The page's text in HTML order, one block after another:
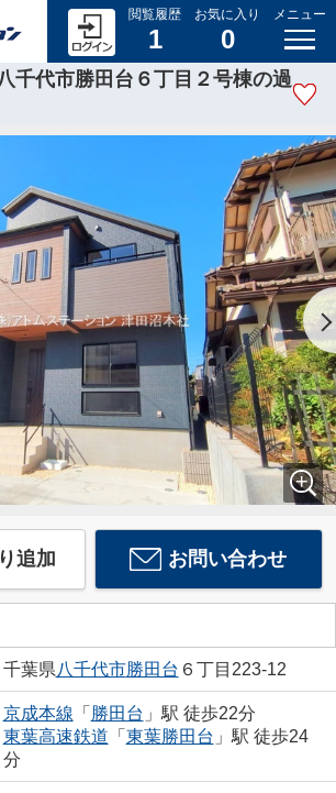
閲覧履歴
1
お気に入り
0
メニュー
千代市勝田台６丁目２号棟の過
追加 お問い合わせ
千葉県八千代市勝田台 ６丁目223-12
京成本線 「 勝田台 」駅 徒歩22分
東葉高速鉄道 「 東葉勝田台 」駅 徒歩24
分